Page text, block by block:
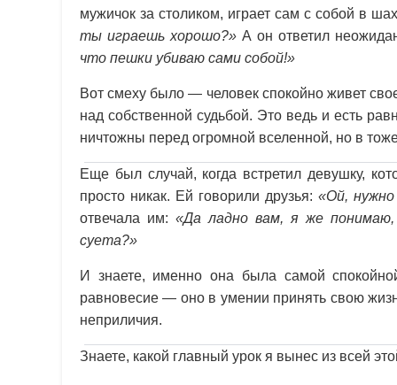
мужичок за столиком, играет сам с собой в
ты играешь хорошо?» А он ответил
что пешки убиваю сами собой!»
Вот смеху было — человек спокойно живет
над собственной судьбой. Это ведь и есть
ничтожны перед огромной вселенной, но в
Еще был случай, когда встретил девушку,
просто никак. Ей говорили друзья: «Ой, нужно
отвечала им: «Да ладно вам, я же понимаю,
суета?»
И знаете, именно она была самой
равновесие — оно в умении принять свою
неприличия.
Знаете, какой главный урок я вынес из всей